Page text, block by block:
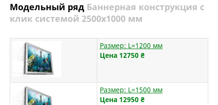
Модельный ряд Баннерная конструкция с
клик системой 2500х1000 мм
Размер: L=1200 мм
Цена 12750 ₴
Размер: L=1500 мм
Цена 12950 ₴